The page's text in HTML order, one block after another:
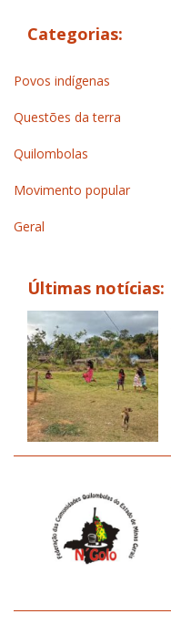
Categorias:
Povos indígenas
Questões da terra
Quilombolas
Movimento popular
Geral
Últimas notícias: